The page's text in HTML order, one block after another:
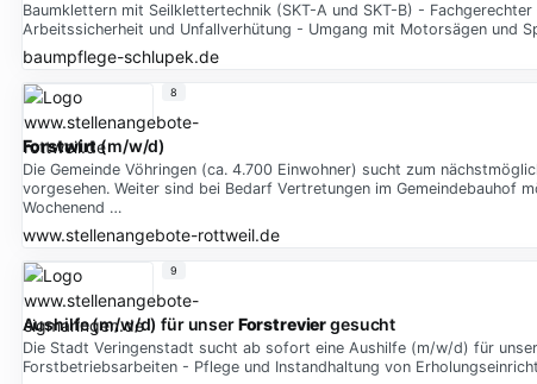
Baumklettern mit Seilklettertechnik (SKT-A und SKT-B) -
Arbeitssicherheit und Unfallverhütung - Umgang mit Motorsägen und
baumpflege-schlupek.de
Forstwirt(m/w/d)
Die Gemeinde Vöhringen (ca. 4.700 Einwohner) sucht zum
vorgesehen. Weiter sind bei Bedarf Vertretungen im
Wochenend …
www.stellenangebote-rottweil.de
8
Aushilfe (m/w/d) für unserForstreviergesucht
Die Stadt Veringenstadt sucht ab sofort eine Aushilfe (m/w/d) für
Forstbetriebsarbeiten - Pflege und Instandhaltung von
9